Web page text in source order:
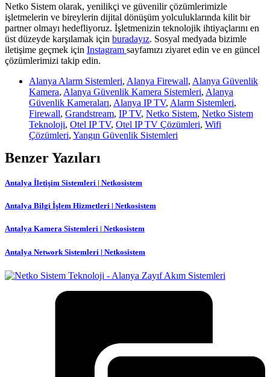
Netko Sistem olarak, yenilikçi ve güvenilir çözümlerimizle
işletmelerin ve bireylerin dijital dönüşüm yolculuklarında kilit bir
partner olmayı hedefliyoruz. İşletmenizin teknolojik ihtiyaçlarını en
üst düzeyde karşılamak için buradayız. Sosyal medyada bizimle
iletişime geçmek için Instagram sayfamızı ziyaret edin ve en güncel
çözümlerimizi takip edin.
Alanya Alarm Sistemleri, Alanya Firewall, Alanya Güvenlik
Kamera, Alanya Güvenlik Kamera Sistemleri, Alanya
Güvenlik Kameraları, Alanya IP TV, Alarm Sistemleri,
Firewall, Grandstream, IP TV, Netko Sistem, Netko Sistem
Teknoloji, Otel IP TV, Otel IP TV Çözümleri, Wifi
Çözümleri, Yangın Güvenlik Sistemleri
Benzer Yazıları
Antalya İletişim Sistemleri | Netkosistem
Antalya Bilgi İşlem Hizmetleri | Netkosistem
Antalya Kamera Sistemleri | Netkosistem
Antalya Network Sistemleri | Netkosistem